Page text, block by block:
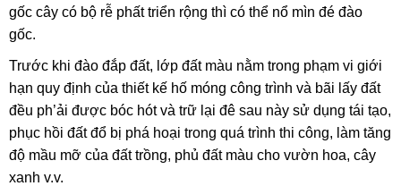
gốc cây có bộ rễ phất triển rộng thì có thể nổ mìn đé đào
gốc.
Trước khi đào đắp đất, lớp đất màu nằm trong phạm vi giới
hạn quy định của thiết kế hố móng công trình và bãi lấy đất
đều ph’ải được bóc hót và trữ lại đê sau này sử dụng tái tạo,
phục hồi đất đổ bị phá hoại trong quá trình thi công, làm tăng
độ mầu mỡ của đất trồng, phủ đất màu cho vườn hoa, cây
xanh v.v.